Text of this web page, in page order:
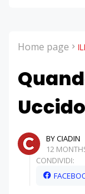
Home page
BY CIADIN
12
CONDIVIDI: